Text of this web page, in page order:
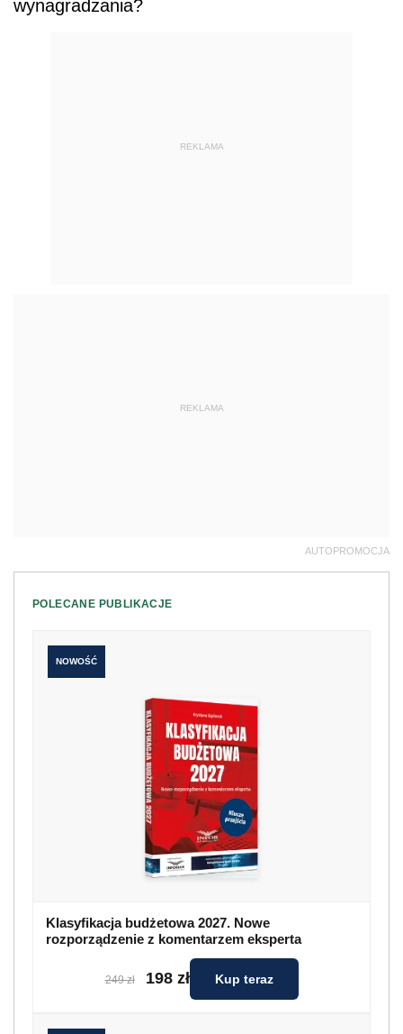
wynagradzania?
REKLAMA
REKLAMA
AUTOPROMOCJA
POLECANE PUBLIKACJE
NOWOŚĆ
Klasyfikacja budżetowa 2027. Nowe
rozporządzenie z komentarzem eksperta
249 zł 198 zł Kup teraz